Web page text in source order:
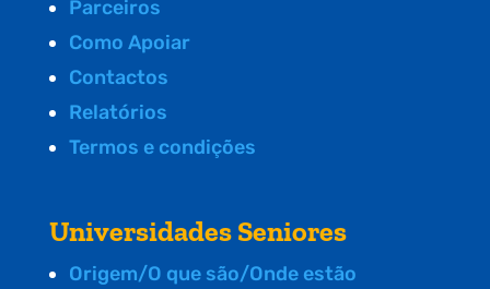
Parceiros
Como Apoiar
Contactos
Relatórios
Termos e condições
Universidades Seniores
Origem/O que são/Onde estão